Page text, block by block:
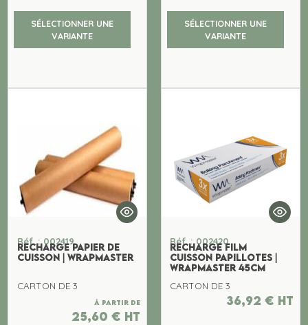
SÉLECTIONNER UNE
VARIANTE
SÉLECTIONNER UNE
VARIANTE
Réf. : 002419
RECHARGE PAPIER DE
CUISSON | WRAPMASTER
CARTON DE 3
À partir de
25,60 € ht
Réf. : 002420
RECHARGE FILM
CUISSON PAPILLOTES |
WRAPMASTER 45CM
CARTON DE 3
36,92 € ht